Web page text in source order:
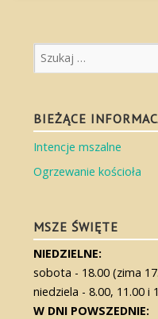
BIEŻĄCE
Intencje mszalne
Ogrzewanie kościoła
MSZE ŚWIĘTE
NIEDZIELNE:
sobota - 18.00 (zima
niedziela - 8.00, 11.00 i
W DNI POWSZEDNIE: